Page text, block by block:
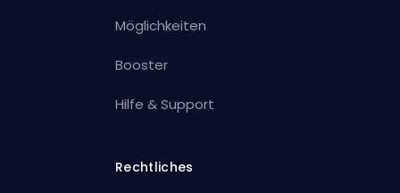
Möglichkeiten
Booster
Hilfe & Support
Rechtliches